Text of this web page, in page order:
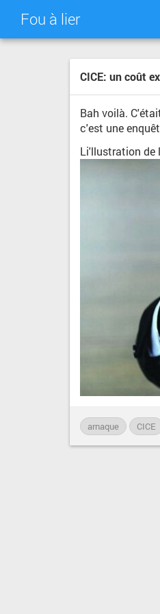
Fou à lier
CICE: un coût
Bah voilà.
c'est une
Li'llustration de
arnaque CICE